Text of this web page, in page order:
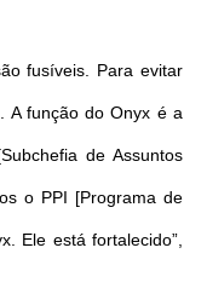
fusíveis. Para evitar
A função do Onyx é a
de Assuntos
o PPI [Programa de
Ele está fortalecido”,